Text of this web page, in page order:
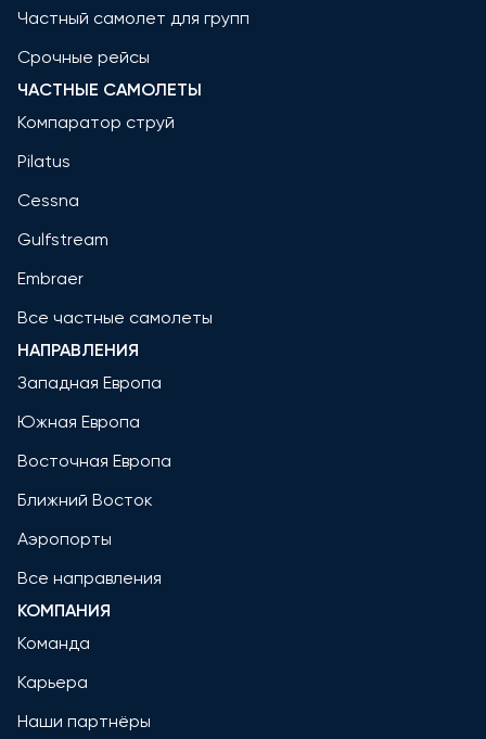
Частный самолет для групп
Срочные рейсы
ЧАСТНЫЕ САМОЛЕТЫ
Компаратор струй
Pilatus
Cessna
Gulfstream
Embraer
Все частные самолеты
НАПРАВЛЕНИЯ
Западная Европа
Южная Европа
Восточная Европа
Ближний Восток
Аэропорты
Все направления
КОМПАНИЯ
Команда
Карьера
Наши партнёры